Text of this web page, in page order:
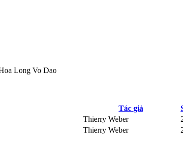
Tác giả
Thierry Weber
Thierry Weber